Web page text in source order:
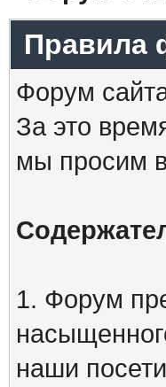
Правила
Форум
За это
мы просим
1. Форум
наши